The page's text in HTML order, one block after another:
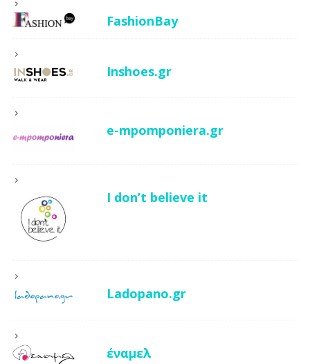
FashionBay
Inshoes.gr
e-mpomponiera.gr
I don’t believe it
Ladopano.gr
έναμελ